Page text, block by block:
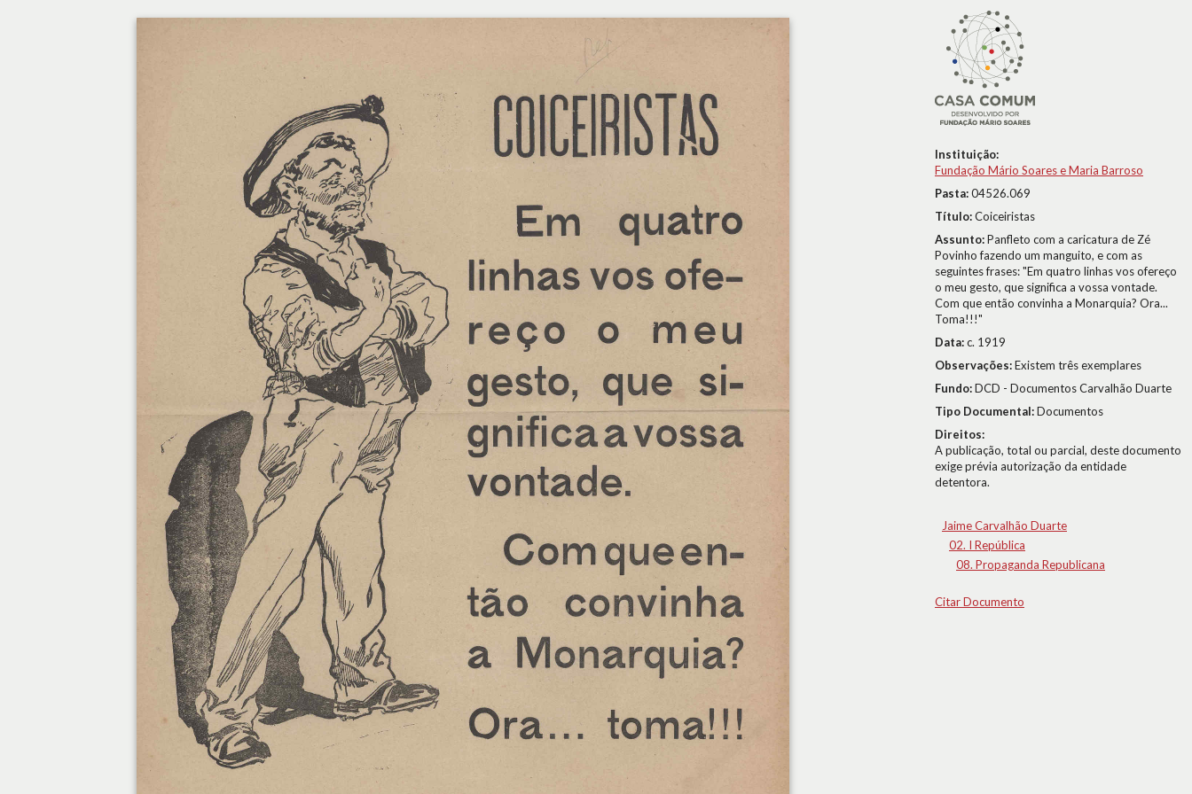
Instituição:
Fundação Mário Soares e Maria Barroso
Pasta:04526.069
Título:Coiceiristas
Assunto:Panfleto com a caricatura de Zé
Povinho fazendo um manguito, e com as
seguintes frases: "Em quatro linhas vos ofereço
o meu gesto, que significa a vossa vontade.
Com que então convinha a Monarquia? Ora...
Toma!!!"
Data:c. 1919
Observações:Existem três exemplares
Fundo:DCD - Documentos Carvalhão Duarte
Tipo Documental:Documentos
Direitos:
A publicação, total ou parcial, deste documento
exige prévia autorização da entidade
detentora.
Jaime Carvalhão Duarte
02. I República
08. Propaganda Republicana
Citar Documento